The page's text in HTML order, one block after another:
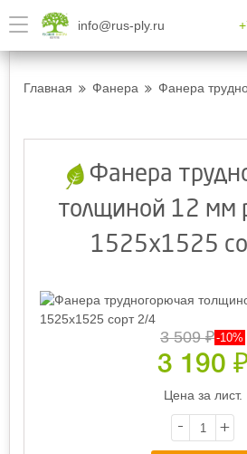
info@rus-ply.ru
Главная Фанера Фанера
Фанера
толщиной 12 мм
1525х1525
3 509₽-10%
3 190
Цена за лист.
- +